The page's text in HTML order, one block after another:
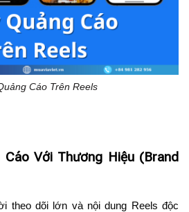
Cáo Trên Reels
Với Thương Hiệu (Brand
theo dõi lớn và nội dung Reels độc